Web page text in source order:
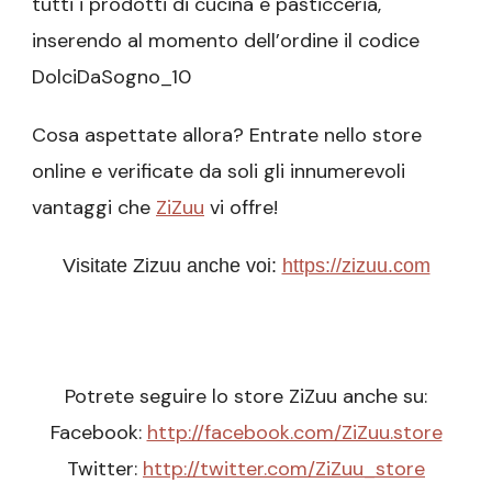
inserendo al momento dell’ordine il codice
DolciDaSogno_10
Cosa aspettate allora? Entrate nello store
online e verificate da soli gli innumerevoli
vantaggi che ZiZuu vi offre!
Visitate Zizuu anche voi: https://zizuu.com
Potrete seguire lo store ZiZuu anche su:
Facebook: http://facebook.com/ZiZuu.store
Twitter: http://twitter.com/ZiZuu_store